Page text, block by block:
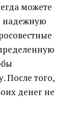
можете
надежную
После того,
денег не